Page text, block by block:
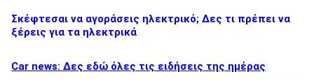
Σκέφτεσαι να αγοράσεις ηλεκτρικό; Δες τι πρέπει να
ξέρεις για τα ηλεκτρικά
Car news: Δες εδώ όλες τις ειδήσεις της ημέρας